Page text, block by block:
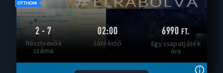
2 - 7
Résztvevők
száma
02:00
Játékidő
6990FT.
Egy csapatjáték
ára